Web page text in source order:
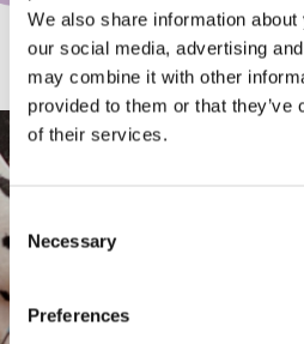
We also share information
our social media, advertising
may combine it with other
provided to them or that
of their services.
Selection
Necessary
Preferences